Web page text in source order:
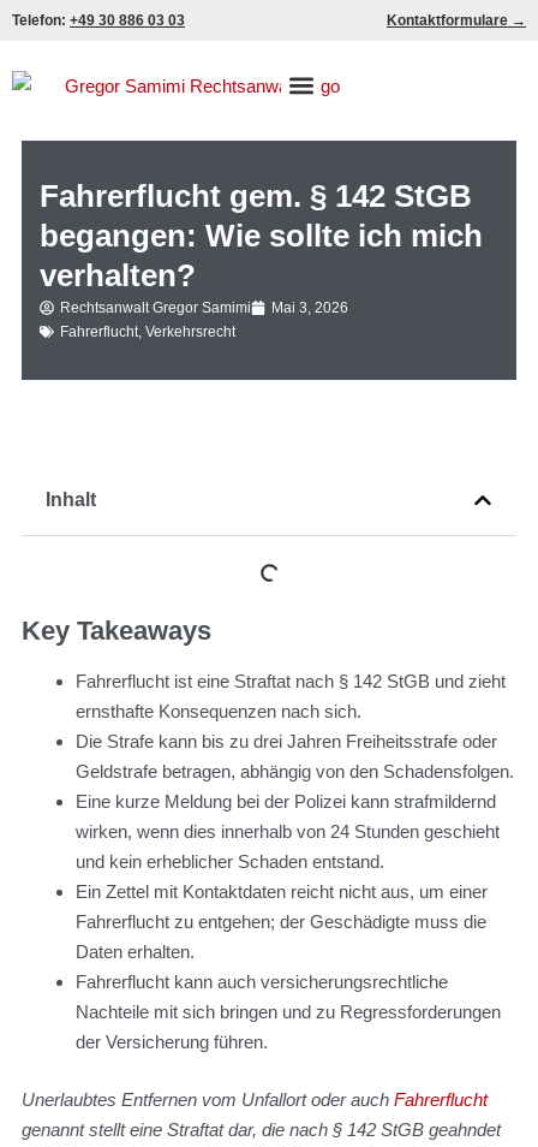
Zum
springen
Telefon: +49 30 886 03 03 Kontaktformulare →
Fahrerflucht gem. § 142 StGB
begangen: Wie sollte ich mich
verhalten?
Rechtsanwalt Gregor Samimi
Mai 3, 2026
Fahrerflucht,Verkehrsrecht
Inhalt
Key Takeaways
Fahrerflucht ist eine Straftat nach § 142 StGB und zieht
ernsthafte Konsequenzen nach sich.
Die Strafe kann bis zu drei Jahren Freiheitsstrafe oder
Geldstrafe betragen, abhängig von den Schadensfolgen.
Eine kurze Meldung bei der Polizei kann strafmildernd
wirken, wenn dies innerhalb von 24 Stunden geschieht
und kein erheblicher Schaden entstand.
Ein Zettel mit Kontaktdaten reicht nicht aus, um einer
Fahrerflucht zu entgehen; der Geschädigte muss die
Daten erhalten.
Fahrerflucht kann auch versicherungsrechtliche
Nachteile mit sich bringen und zu Regressforderungen
der Versicherung führen.
Unerlaubtes Entfernen vom Unfallort oder auchFahrerflucht
genannt stellt eine Straftat dar, die nach § 142 StGB geahndet